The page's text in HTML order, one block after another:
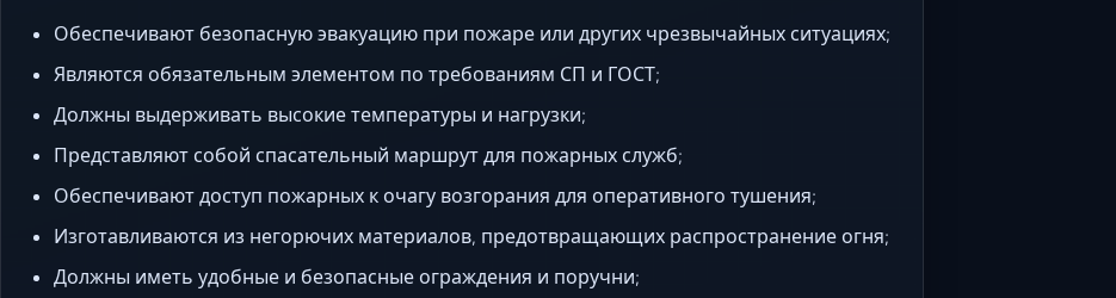
Обеспечивают безопасную эвакуацию при пожаре или других чрезвычайных ситуациях;
Являются обязательным элементом по требованиям СП и ГОСТ;
Должны выдерживать высокие температуры и нагрузки;
Представляют собой спасательный маршрут для пожарных служб;
Обеспечивают доступ пожарных к очагу возгорания для оперативного тушения;
Изготавливаются из негорючих материалов, предотвращающих распространение огня;
Должны иметь удобные и безопасные ограждения и поручни;